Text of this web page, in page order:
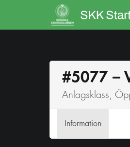
#5077 –
Anlagsklass,
Information